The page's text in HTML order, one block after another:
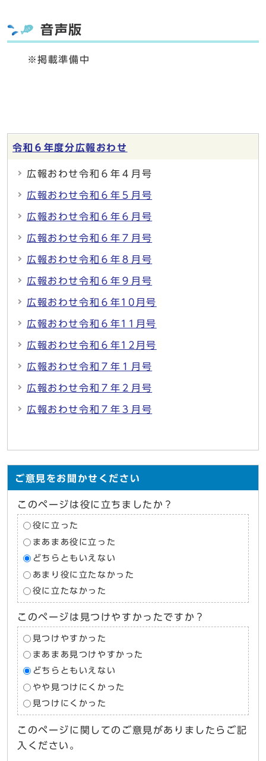
音声版
※掲載準備中
令和６年度分広報おわせ
広報おわせ令和６年４月号
広報おわせ令和６年５月号
広報おわせ令和６年６月号
広報おわせ令和６年７月号
広報おわせ令和６年８月号
広報おわせ令和６年９月号
広報おわせ令和６年10月号
広報おわせ令和６年11月号
広報おわせ令和６年12月号
広報おわせ令和７年１月号
広報おわせ令和７年２月号
広報おわせ令和７年３月号
ご意見をお聞かせください
このページは役に立ちましたか？
役に立った
まあまあ役に立った
どちらともいえない
あまり役に立たなかった
役に立たなかった
このページは見つけやすかったですか？
見つけやすかった
まあまあ見つけやすかった
どちらともいえない
やや見つけにくかった
見つけにくかった
このページに関してのご意見がありましたらご記
入ください。